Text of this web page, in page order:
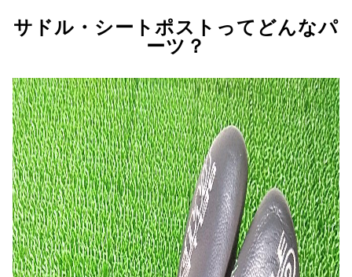
サドル・シートポストってどんなパ
ーツ？